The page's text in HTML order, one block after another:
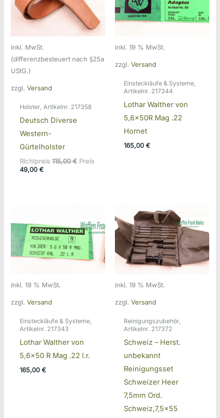
inkl. MwSt.
(differenzbesteuert nach §25a
UStG.)
zzgl.Versand
Holster, Artikelnr. 217358
Deutsch Diverse
Western-
Gürtelholster
Richtpreis 115,00€ Ursprünglicher
Preis
49,00 €Aktueller
inkl. 19 % MwSt.
zzgl. Versand
Einsteckläufe & Systeme,
Artikelnr. 217344
Lothar Walther von
5,6x50R Mag .22
Hornet
165,00 €
inkl. 19 % MwSt.
zzgl.Versand
Einsteckläufe & Systeme,
Artikelnr. 217343
Lothar Walther von
5,6×50 R Mag .22 l.r.
165,00 €
inkl. 19 % MwSt.
zzgl. Versand
Reinigungszubehör,
Artikelnr. 217372
Schweiz – Herst.
unbekannt
Reinigungsset
Schweizer Heer
7,5mm Ord.
Schweiz,7,5×55